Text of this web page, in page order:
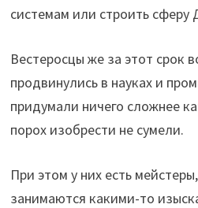
системам или строить сферу
Вестеросцы же за этот срок
продвинулись в науках и
придумали ничего сложнее
порох изобрести не сумели.
При этом у них есть
занимаются какими-то